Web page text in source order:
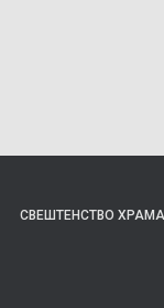
СВЕШТЕНСТВО ХРАМА